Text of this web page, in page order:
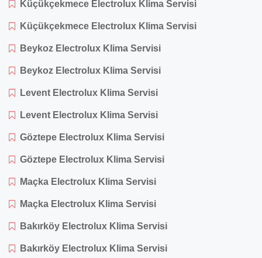
Küçükçekmece Electrolux Klima Servisi
Küçükçekmece Electrolux Klima Servisi
Beykoz Electrolux Klima Servisi
Beykoz Electrolux Klima Servisi
Levent Electrolux Klima Servisi
Levent Electrolux Klima Servisi
Göztepe Electrolux Klima Servisi
Göztepe Electrolux Klima Servisi
Maçka Electrolux Klima Servisi
Maçka Electrolux Klima Servisi
Bakırköy Electrolux Klima Servisi
Bakırköy Electrolux Klima Servisi